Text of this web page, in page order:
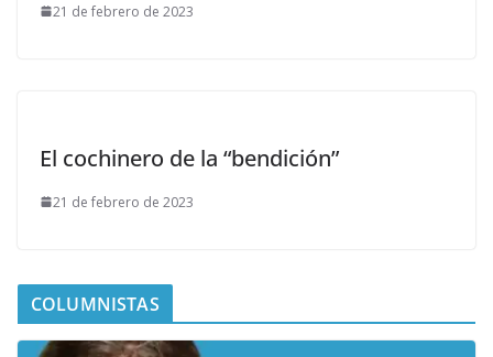
21 de febrero de 2023
El cochinero de la “bendición”
21 de febrero de 2023
COLUMNISTAS